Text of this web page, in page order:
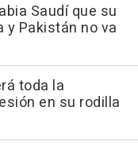
Saudí que su
y Pakistán no va
toda la
en su rodilla